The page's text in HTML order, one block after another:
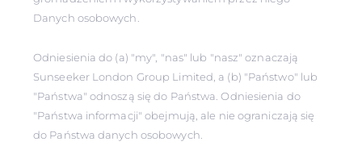
Danych osobowych.
Odniesienia do (a) "my", "nas" lub "nasz" oznaczają
Sunseeker London Group Limited, a (b) "Państwo" lub
"Państwa" odnoszą się do Państwa. Odniesienia do
"Państwa informacji" obejmują, ale nie ograniczają się
do Państwa danych osobowych.